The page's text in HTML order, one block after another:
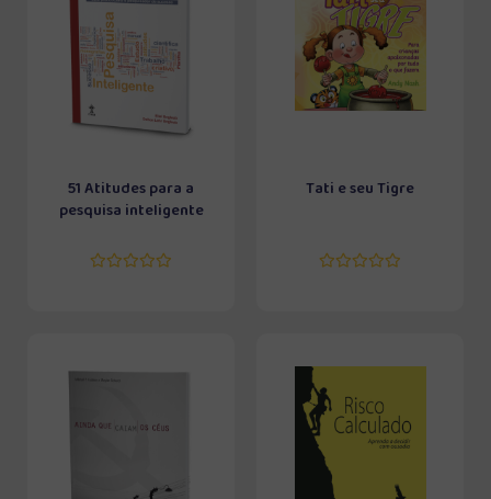
51 Atitudes para a
pesquisa inteligente
Tati e seu Tigre